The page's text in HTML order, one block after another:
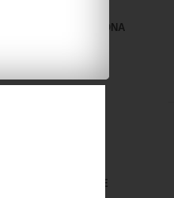
PRESENTACIÓN BALONA
SAN ROQUE DE LEPE